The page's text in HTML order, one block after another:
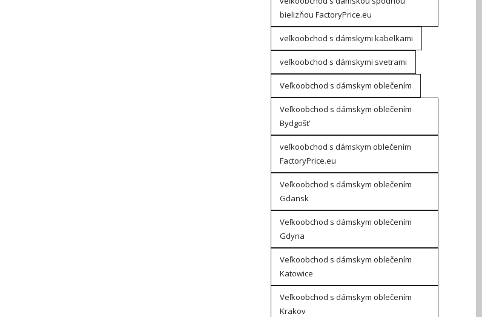
bielizňou FactoryPrice.eu
veľkoobchod s dámskymi kabelkami
veľkoobchod s dámskymi svetrami
Veľkoobchod s dámskym oblečením
Veľkoobchod s dámskym oblečením
Bydgošt'
veľkoobchod s dámskym oblečením
FactoryPrice.eu
Veľkoobchod s dámskym oblečením
Gdansk
Veľkoobchod s dámskym oblečením
Gdyna
Veľkoobchod s dámskym oblečením
Katowice
Veľkoobchod s dámskym oblečením
Krakov